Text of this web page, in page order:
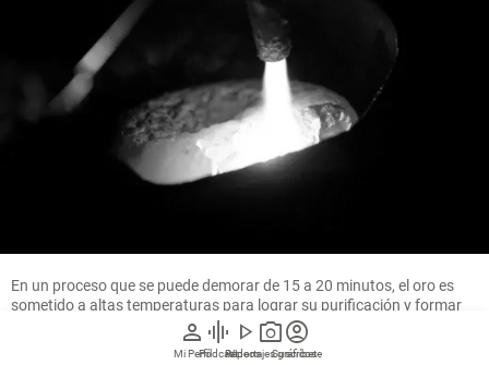
person
Mi Perfil
graphic_eq
Pódcast
play_arrow
Videos
photo_camera
Reportajes gráficos
account_circle
Suscríbete
En un proceso que se puede demorar de 15 a 20 minutos, el oro es
sometido a altas temperaturas para lograr su purificación y formar
el lingote. FOTO MANUEL SALDARRIAGA